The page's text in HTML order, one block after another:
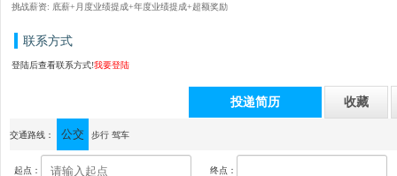
挑战薪资: 底薪+月度业绩提成+年度业绩提成+超额奖励
联系方式
登陆后查看联系方式!我要登陆
投递简历 收藏
通讯地址：中山市横栏四沙乐丰三路16号（二号对面 ）露曼施灯饰
交通路线： 公交 步行 驾车
起点： 终点：